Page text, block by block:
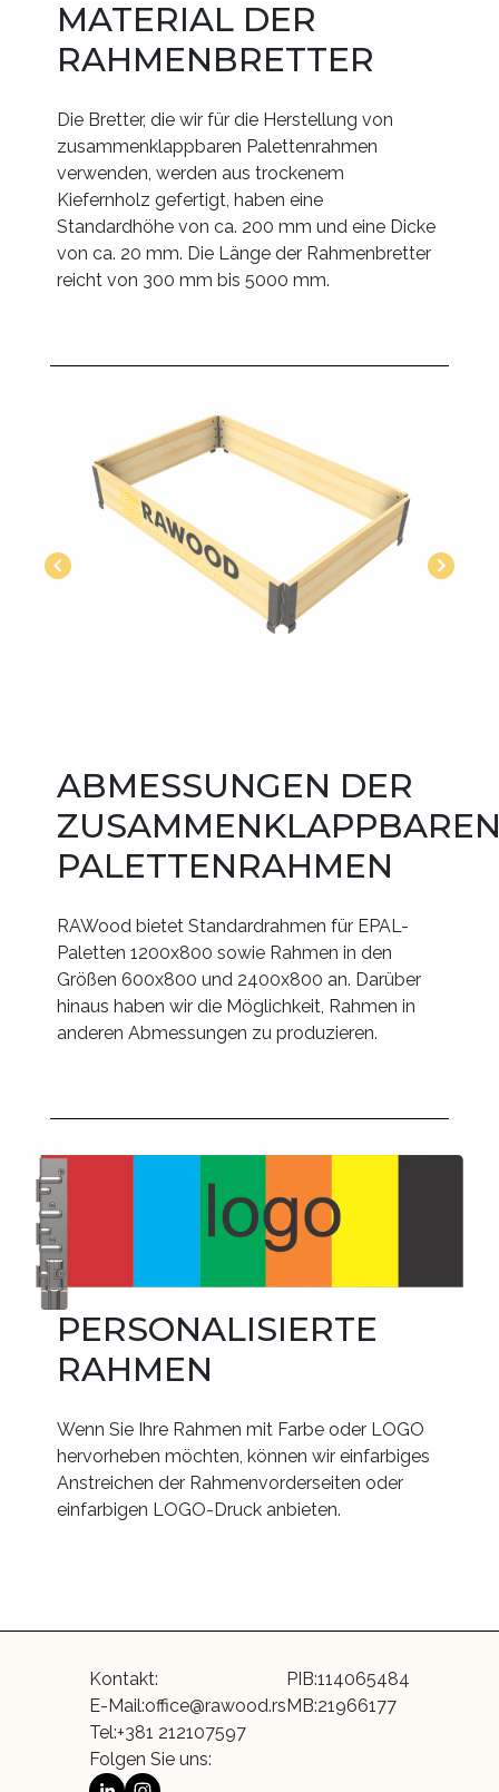
MATERIAL DER
RAHMENBRETTER
Die Bretter, die wir für die Herstellung von
zusammenklappbaren Palettenrahmen
verwenden, werden aus trockenem
Kiefernholz gefertigt, haben eine
Standardhöhe von ca. 200 mm und eine Dicke
von ca. 20 mm. Die Länge der Rahmenbretter
reicht von 300 mm bis 5000 mm.
ABMESSUNGEN DER
PALETTENRAHMEN
RAWood bietet Standardrahmen für EPAL-
Paletten 1200x800 sowie Rahmen in den
Größen 600x800 und 2400x800 an. Darüber
hinaus haben wir die Möglichkeit, Rahmen in
anderen Abmessungen zu produzieren.
PERSONALISIERTE
RAHMEN
Wenn Sie Ihre Rahmen mit Farbe oder LOGO
hervorheben möchten, können wir einfarbiges
Anstreichen der Rahmenvorderseiten oder
einfarbigen LOGO-Druck anbieten.
Kontakt:
E-Mail:office@rawood.rs
Tel:+381 212107597
Folgen Sie uns:
PIB:114065484
MB:21966177